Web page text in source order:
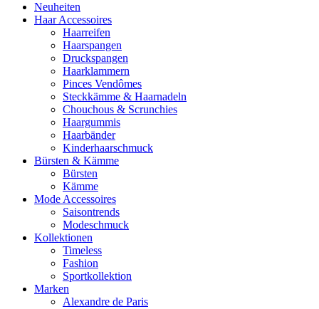
Neuheiten
Haar Accessoires
Haarreifen
Haarspangen
Druckspangen
Haarklammern
Pinces Vendômes
Steckkämme & Haarnadeln
Chouchous & Scrunchies
Haargummis
Haarbänder
Kinderhaarschmuck
Bürsten & Kämme
Bürsten
Kämme
Mode Accessoires
Saisontrends
Modeschmuck
Kollektionen
Timeless
Fashion
Sportkollektion
Marken
Alexandre de Paris